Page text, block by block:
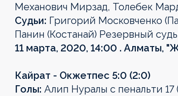
Механович Мирзад, Толебек
Судьи: Григорий Московченко
Панин (Костанай) Резервный
11 марта, 2020, 14:00 . Алматы,
Кайрат - Окжетпес 5:0 (2:0)
Голы: Алип Нуралы с пенальти